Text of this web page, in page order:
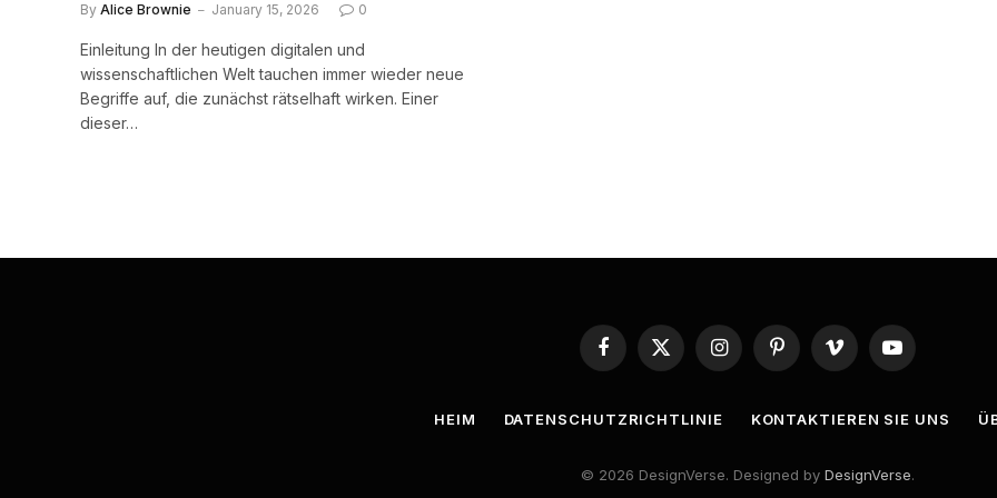
By Alice Brownie January 15, 2026 0
Einleitung In der heutigen digitalen und
wissenschaftlichen Welt tauchen immer wieder neue
Begriffe auf, die zunächst rätselhaft wirken. Einer
dieser…
Facebook
X
(Twitter)
InstagramPinterestVimeo YouTube
HEIM DATENSCHUTZRICHTLINIE KONTAKTIEREN SIE UNS
© 2026 DesignVerse. Designed by DesignVerse.